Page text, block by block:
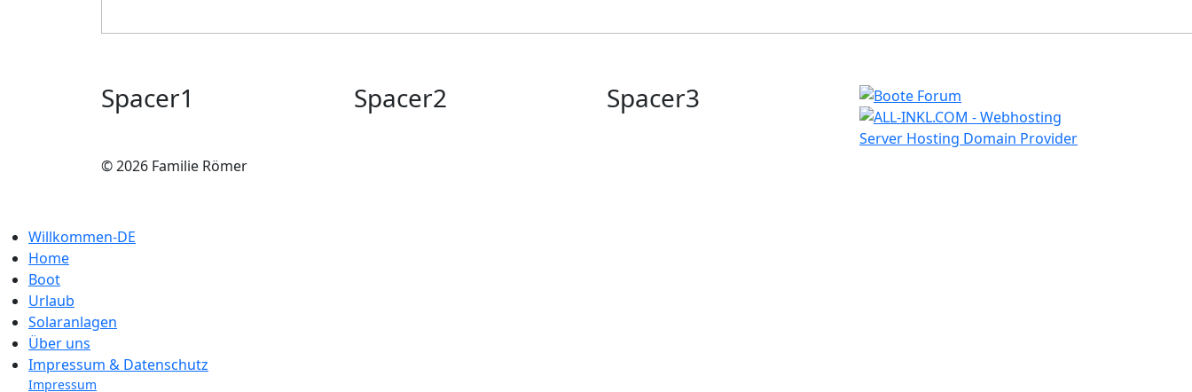
Spacer1 Spacer2 Spacer3
© 2026 Familie Römer
Willkommen-DE
Home
Boot
Urlaub
Solaranlagen
Über uns
Impressum & Datenschutz
Impressum